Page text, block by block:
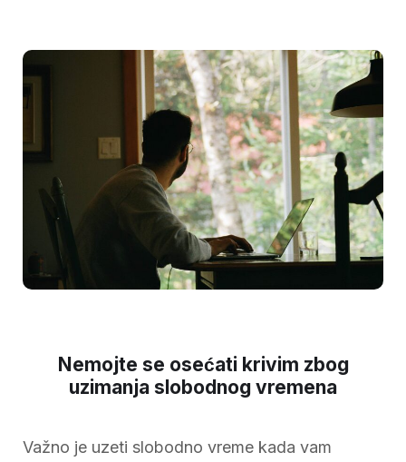
Nemojte se osećati krivim zbog
uzimanja slobodnog vremena
Važno je uzeti slobodno vreme kada vam